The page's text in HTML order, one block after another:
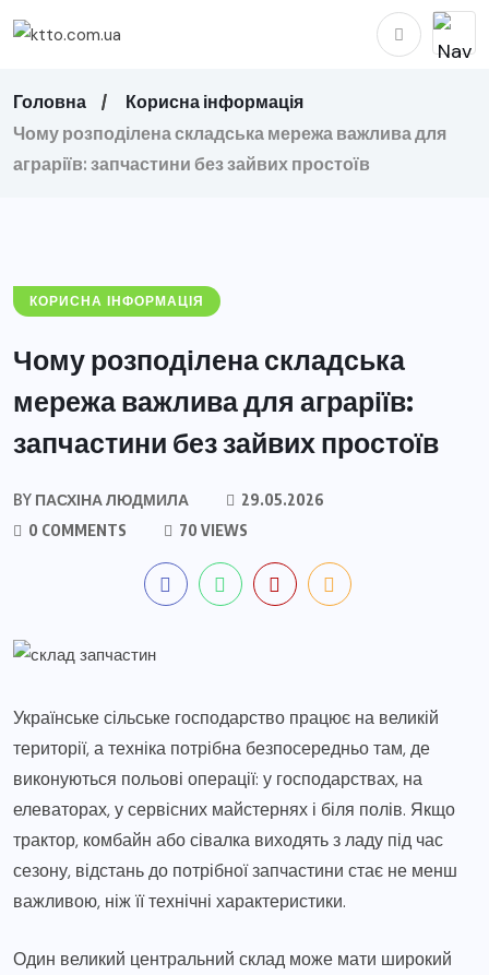
Головна
Корисна інформація
Чому розподілена складська мережа важлива для
аграріїв: запчастини без зайвих простоїв
КОРИСНА ІНФОРМАЦІЯ
Чому розподілена складська
мережа важлива для аграріїв:
запчастини без зайвих простоїв
BY ПАСХІНА ЛЮДМИЛА
29.05.2026
0 COMMENTS
70 VIEWS
Українське сільське господарство працює на великій
території, а техніка потрібна безпосередньо там, де
виконуються польові операції: у господарствах, на
елеваторах, у сервісних майстернях і біля полів. Якщо
трактор, комбайн або сівалка виходять з ладу під час
сезону, відстань до потрібної запчастини стає не менш
важливою, ніж її технічні характеристики.
Один великий центральний склад може мати широкий